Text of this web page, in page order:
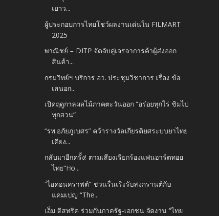
เยาว...
ผู้ประกอบการไทยโชว์ผลงานเด่นใน FILMART
2025
พาณิชย์ – DITP จัดจับคู่เจรจาการค้าผู้ส่งออก
สินค้า...
กรมวิทย์ฯ บริการ อว. ประชุมวิชาการ เรื่อง ข้อ
เสนอก...
เปิดฤดูกาลผลไม้ภาคตะวันออก “อร่อยทุกไร่ ชิมไป
ทุกสวน”
“รพ.อภัยภูเบศร” คว้ารางวัลเกียรติยศระบบยาไทย
เคียง...
กลับมาอีกครั้ง! ตามเสียงเรียกร้องแฟนอาร์ตทอย
ไทย“Ho...
“ไอคอนคราฟต์” ชวนรื่นเริงรับสงกรานต์กับ
แคมเปญ “The...
เอ็ม ดิสทริค ร่วมกับภาครัฐ​-เอกชน จัดงาน “ไทย